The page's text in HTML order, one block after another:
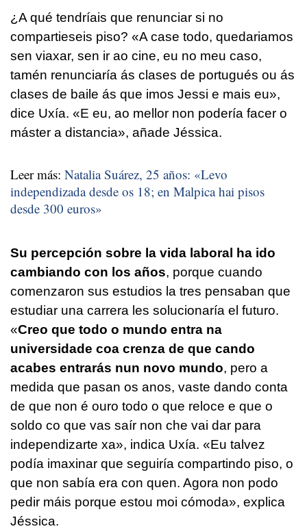
¿A qué tendríais que renunciar si no
compartieseis piso? «A case todo, quedariamos
sen viaxar, sen ir ao cine, eu no meu caso,
tamén renunciaría ás clases de portugués ou ás
clases de baile ás que imos Jessi e mais eu»,
dice Uxía. «E eu, ao mellor non podería facer o
máster a distancia», añade Jéssica.
Leer más: Natalia Suárez, 25 años: «Levo
independizada desde os 18; en Malpica hai pisos
desde 300 euros»
Su percepción sobre la vida laboral ha ido
cambiando con los años, porque cuando
comenzaron sus estudios la tres pensaban que
estudiar una carrera les solucionaría el futuro.
«Creo que todo o mundo entra na
universidade coa crenza de que cando
acabes entrarás nun novo mundo, pero a
medida que pasan os anos, vaste dando conta
de que non é ouro todo o que reloce e que o
soldo co que vas saír non che vai dar para
independizarte xa», indica Uxía. «Eu talvez
podía imaxinar que seguiría compartindo piso, o
que non sabía era con quen. Agora non podo
pedir máis porque estou moi cómoda», explica
Jéssica.